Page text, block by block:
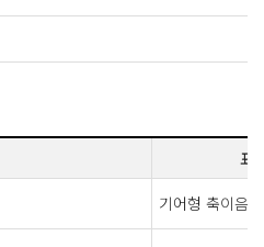
표
기어형 축이음